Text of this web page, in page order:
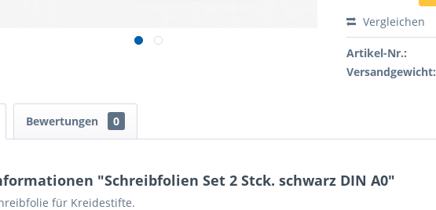
Vergleichen
Artikel-Nr.:
Versandgewicht:
Bewertungen 0
"Schreibfolien Set 2 Stck. schwarz DIN A0"
für Kreidestifte.